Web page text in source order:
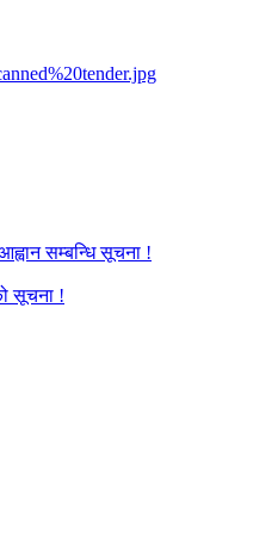
सम्बन्धि सूचना !
सूचना !